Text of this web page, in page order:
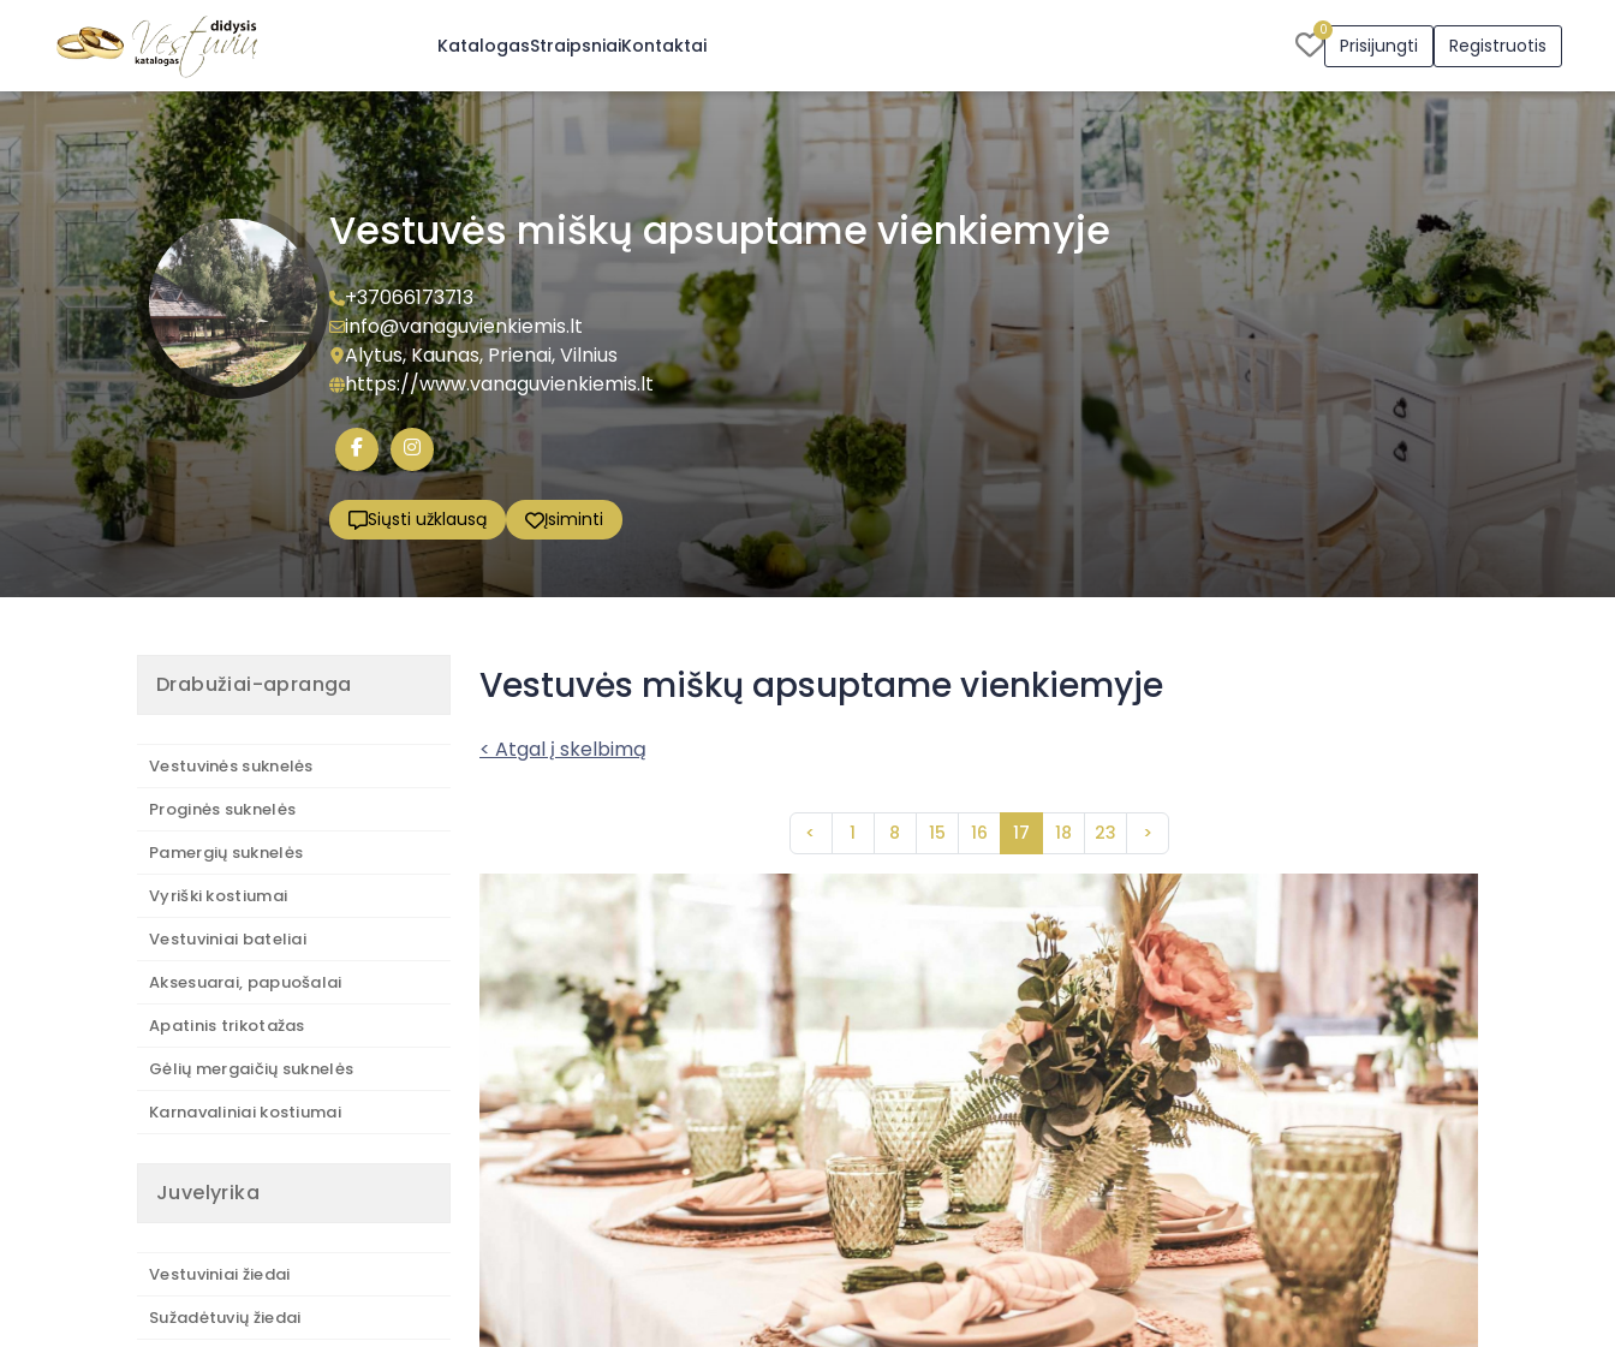
KatalogasStraipsniaiKontaktai
0
Prisijungti Registruotis
Vestuvės miškų apsuptame vienkiemyje
+37066173713
info@vanaguvienkiemis.lt
Alytus, Kaunas, Prienai, Vilnius
https://www.vanaguvienkiemis.lt
Siųsti užklausą Įsiminti
Drabužiai-apranga
Vestuvinės suknelės
Proginės suknelės
Pamergių suknelės
Vyriški kostiumai
Vestuviniai bateliai
Aksesuarai, papuošalai
Apatinis trikotažas
Gėlių mergaičių suknelės
Karnavaliniai kostiumai
Juvelyrika
Vestuviniai žiedai
Sužadėtuvių žiedai
Vestuvės miškų apsuptame vienkiemyje
< Atgal į skelbimą
< 1 8 15 16 17 18 23 >